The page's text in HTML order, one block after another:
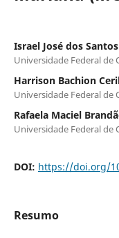
Israel José dos
Universidade Federal de
Harrison Bachion
Universidade Federal de
Rafaela Maciel
Universidade Federal de
DOI: https://doi.org/
Resumo